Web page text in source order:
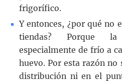
frigorífico.
Y entonces, ¿por qué no
tiendas? Porque
especialmente de frío a
huevo. Por esta razón
distribución ni en el